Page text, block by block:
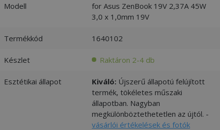
Modell
for Asus ZenBook 19V 2,37A 45W
3,0 x 1,0mm 19V
Termékkód 1640102
Készlet Raktáron 2-4 db
Esztétikai állapot Kiváló: Újszerű állapotú felújított
termék, tökéletes műszaki
állapotban. Nagyban
megkülönböztethetetlen az újtól. -
vásárlói értékelések és fotók